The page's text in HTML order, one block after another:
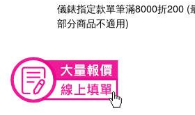
儀錶指定款單筆滿8000折200 (
部分商品不適用)